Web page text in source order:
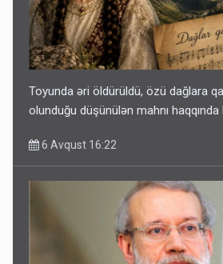
Toyunda əri öldürüldü, özü dağlara
olunduğu düşünülən mahnı
6 Avqust 16:22